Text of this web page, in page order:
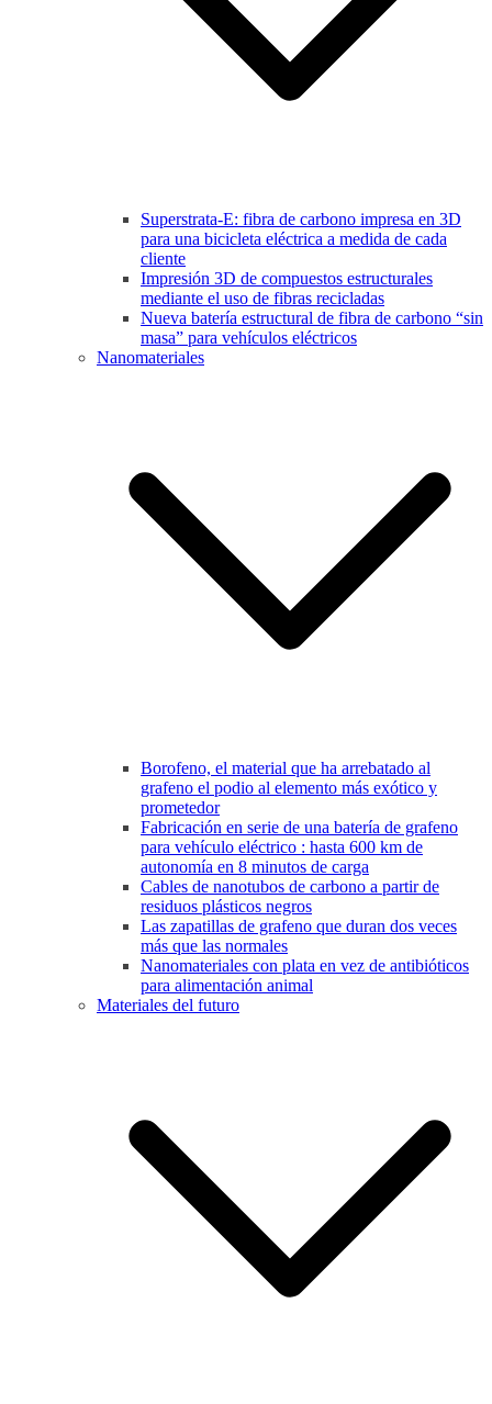
Superstrata-E: fibra de carbono impresa en 3D
para una bicicleta eléctrica a medida de cada
cliente
Impresión 3D de compuestos estructurales
mediante el uso de fibras recicladas
Nueva batería estructural de fibra de carbono “sin
masa” para vehículos eléctricos
Nanomateriales
Borofeno, el material que ha arrebatado al
grafeno el podio al elemento más exótico y
prometedor
Fabricación en serie de una batería de grafeno
para vehículo eléctrico : hasta 600 km de
autonomía en 8 minutos de carga
Cables de nanotubos de carbono a partir de
residuos plásticos negros
Las zapatillas de grafeno que duran dos veces
más que las normales
Nanomateriales con plata en vez de antibióticos
para alimentación animal
Materiales del futuro